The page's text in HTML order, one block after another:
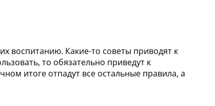
воспитанию. Какие-то советы приводят к
то обязательно приведут к
итоге отпадут все остальные правила, а